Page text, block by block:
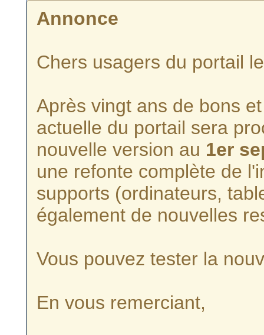
Annonce
Chers usagers du portail
Après vingt ans de bons
actuelle du portail sera
nouvelle version au 1er
une refonte complète de
supports (ordinateurs,
également de nouvelles
Vous pouvez tester la
En vous remerciant,